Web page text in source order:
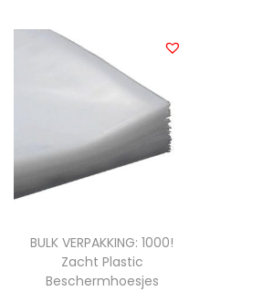
BULK VERPAKKING: 1000!
Zacht Plastic
Beschermhoesjes